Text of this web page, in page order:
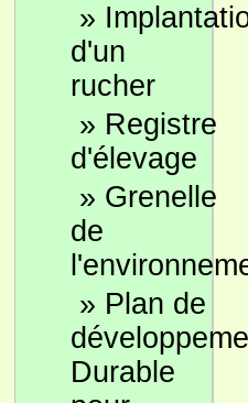
»
d'un
rucher
» Registre
d'élevage
» Grenelle
de
» Plan de
Durable